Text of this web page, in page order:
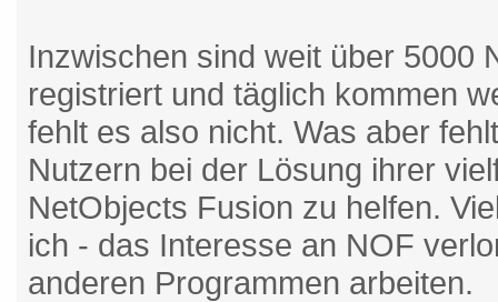
Inzwischen sind weit über 5000
registriert und täglich kommen
fehlt es also nicht. Was aber
Nutzern bei der Lösung ihrer
NetObjects Fusion zu helfen.
ich - das Interesse an NOF
anderen Programmen arbeiten.